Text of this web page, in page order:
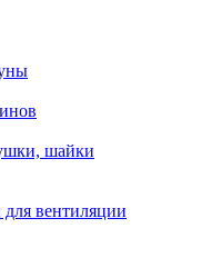
шайки
вентиляции